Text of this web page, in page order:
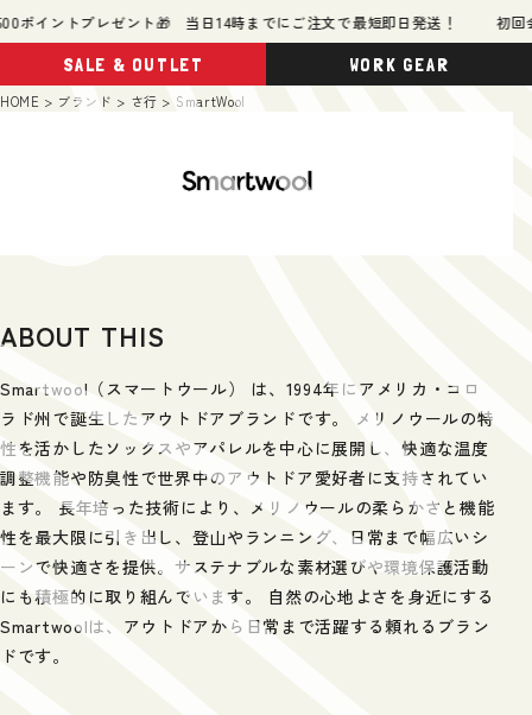
イントプレゼント🎁 当日14時までにご注文で最短即日発送！ 初回
WORK GEAR
HOME ブランド さ行 SmartWool
ABOUT THIS
Smartwool（スマートウール） は、1994年にアメリカ・コロ
ラド州で誕生したアウトドアブランドです。 メリノウールの特
性を活かしたソックスやアパレルを中心に展開し、快適な温度
調整機能や防臭性で世界中のアウトドア愛好者に支持されてい
ます。 長年培った技術により、メリノウールの柔らかさと機能
性を最大限に引き出し、登山やランニング、日常まで幅広いシ
ーンで快適さを提供。サステナブルな素材選びや環境保護活動
にも積極的に取り組んでいます。 自然の心地よさを身近にする
Smartwoolは、アウトドアから日常まで活躍する頼れるブラン
ドです。
SALE & OUTLET